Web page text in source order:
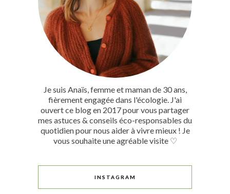
Je suis Anaïs, femme et maman de 30 ans,
fièrement engagée dans l'écologie. J'ai
ouvert ce blog en 2017 pour vous partager
mes astuces & conseils éco-responsables du
quotidien pour nous aider à vivre mieux ! Je
vous souhaite une agréable visite ♡
INSTAGRAM